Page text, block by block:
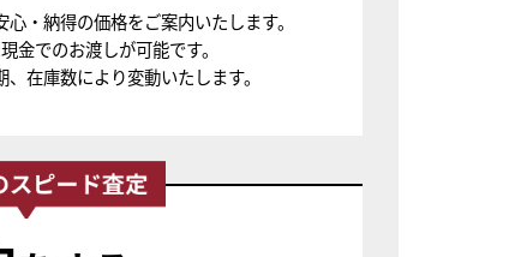
・納得の価格をご案内いたします。
金でのお渡しが可能です。
在庫数により変動いたします。